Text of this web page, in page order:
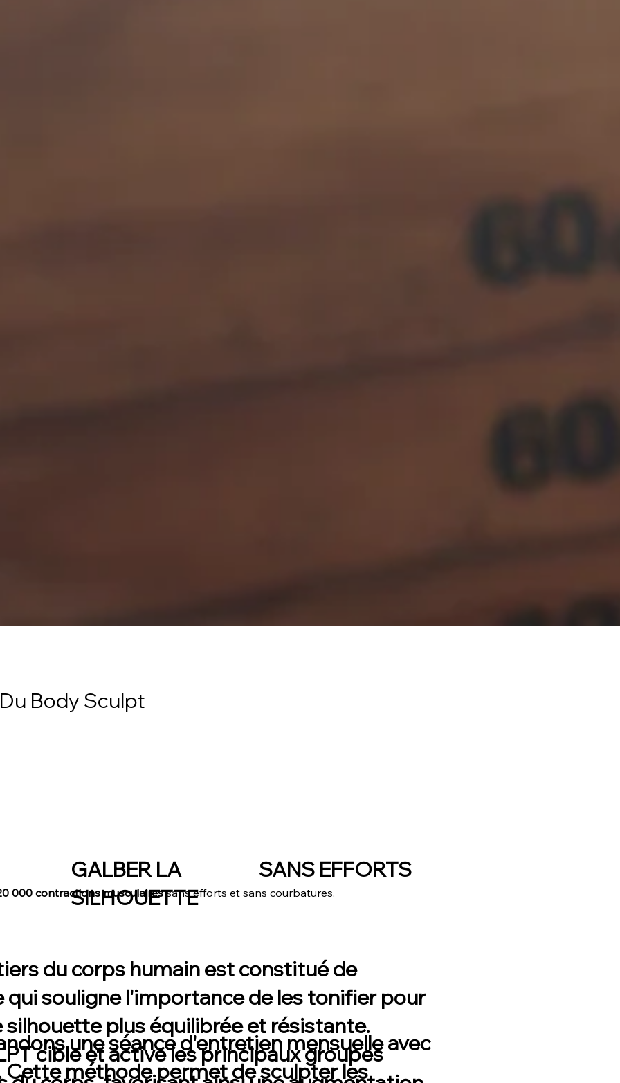
du corps humain est constitué de
qui souligne l'importance de lestonifierpour
plus équilibrée et résistante.
cible et active les principaux groupes
Body Sculpt
000 contractions musculairessans efforts et sans courbatures.
GALBER LA
SILHOUETTE
SANS EFFORTS
une séance d'entretien mensuelle avec
Cette méthode permet desculpter les